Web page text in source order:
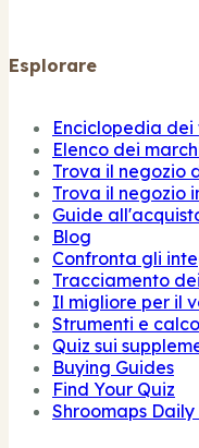
Esplorare
Enciclopedia dei
Elenco dei
Trova il negozio
Trova il negozio
Guide
Blog
Confronta gli
Tracciamento
Il migliore per il
Strumenti e
Quiz sui
Buying Guides
Find Your Quiz
Shroomaps